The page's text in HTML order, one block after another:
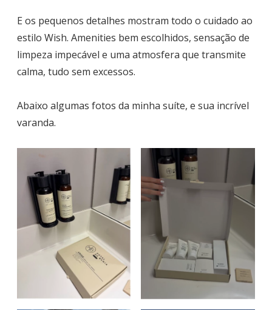
E os pequenos detalhes mostram todo o cuidado ao
estilo Wish. Amenities bem escolhidos, sensação de
limpeza impecável e uma atmosfera que transmite
calma, tudo sem excessos.
Abaixo algumas fotos da minha suíte, e sua incrível
varanda.